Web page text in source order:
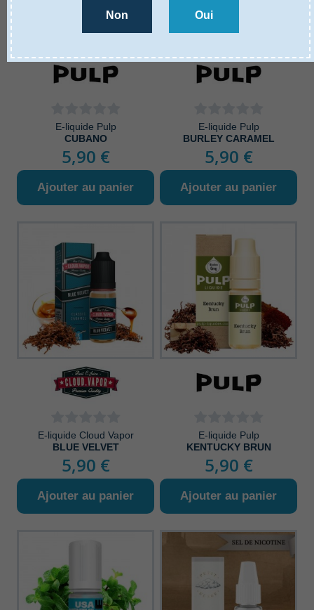
Non Oui
E-liquide Pulp
CUBANO
5,90 €
Ajouter au panier
E-liquide Pulp
BURLEY CARAMEL
5,90 €
Ajouter au panier
E-liquide Cloud Vapor
BLUE VELVET
5,90 €
Ajouter au panier
E-liquide Pulp
KENTUCKY BRUN
5,90 €
Ajouter au panier